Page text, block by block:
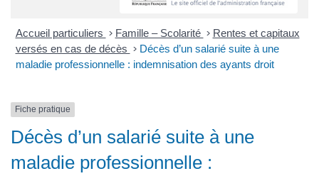
Accueil particuliers > Famille – Scolarité > Rentes et capitaux
versés en cas de décès > Décès d’un salarié suite à une
maladie professionnelle : indemnisation des ayants droit
Fiche pratique
Décès d’un salarié suite à une
maladie professionnelle :